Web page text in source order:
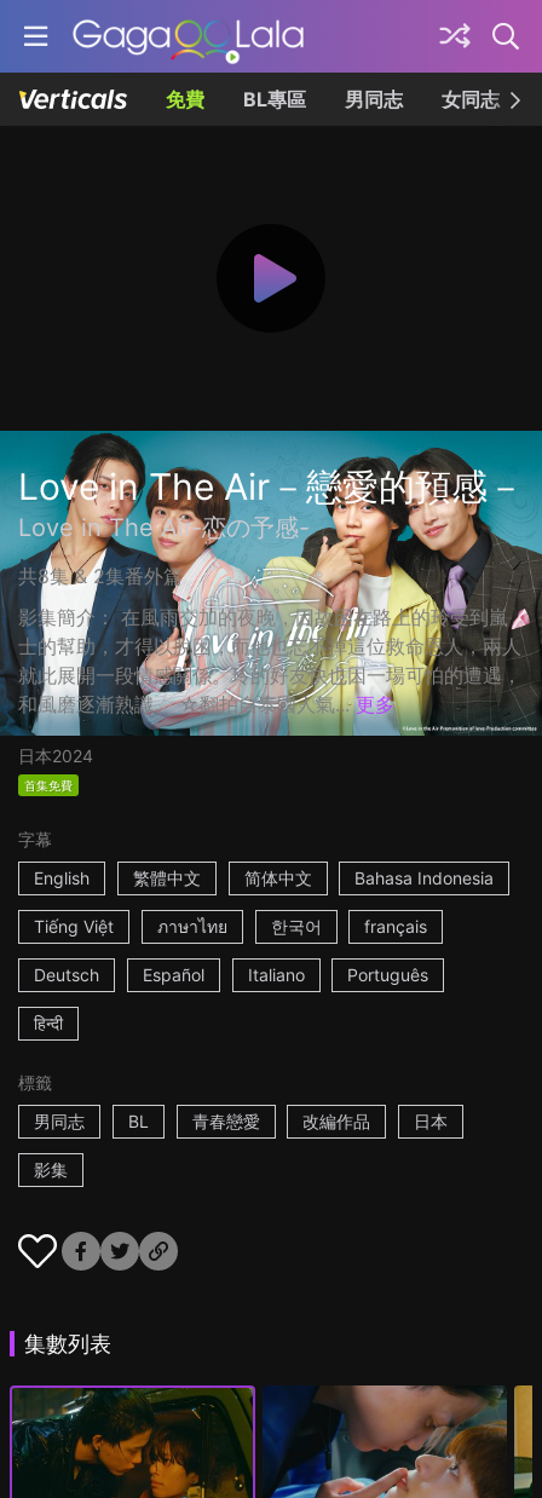
免費 BL專區 男同志 女同志
Love in The Air－戀愛的預感－
Love in The Air-恋の予感-
共8集 & 2集番外篇
影集簡介： 在風雨交加的夜晚，因故困在路上的玲受到嵐
士的幫助，才得以脫困，而他也忘不掉這位救命恩人，兩人
就此展開一段情感關係。玲的好友快也因一場可怕的遭遇，
和風磨逐漸熟識。 ☆翻拍自泰國人氣... 更多
日本2024
首集免費
字幕
English
繁體中文 简体中文 Bahasa Indonesia
Tiếng Việt ภาษาไทย 한국어 français
Deutsch Español Italiano Português
हिन्दी
標籤
男同志
BL 青春戀愛 改編作品 日本
影集
集數列表